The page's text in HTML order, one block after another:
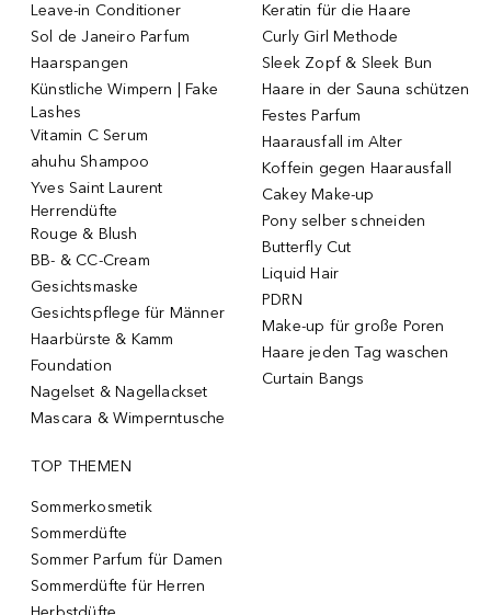
Leave-in Conditioner
Sol de Janeiro Parfum
Haarspangen
Künstliche Wimpern | Fake
Lashes
Vitamin C Serum
ahuhu Shampoo
Yves Saint Laurent
Herrendüfte
Rouge & Blush
BB- & CC-Cream
Gesichtsmaske
Gesichtspflege für Männer
Haarbürste & Kamm
Foundation
Nagelset & Nagellackset
Mascara & Wimperntusche
Keratin für die Haare
Curly Girl Methode
Sleek Zopf & Sleek Bun
Haare in der Sauna schützen
Festes Parfum
Haarausfall im Alter
Koffein gegen Haarausfall
Cakey Make-up
Pony selber schneiden
Butterfly Cut
Liquid Hair
PDRN
Make-up für große Poren
Haare jeden Tag waschen
Curtain Bangs
TOP THEMEN
Sommerkosmetik
Sommerdüfte
Sommer Parfum für Damen
Sommerdüfte für Herren